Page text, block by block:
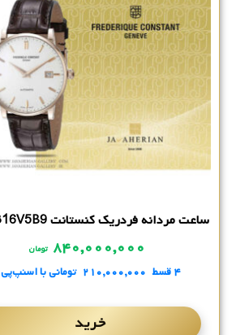
ساعت مردانه فردریک کنستانت FC-316V5B9
۸۴۰,۰۰۰,۰۰۰ تومان
۴ قسط ۲۱۰,۰۰۰,۰۰۰ تومانیبا اسنپ‌پی
خرید